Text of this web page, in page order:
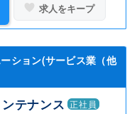
求人をキープ
ション(サービス業（他
テナンス 正社員